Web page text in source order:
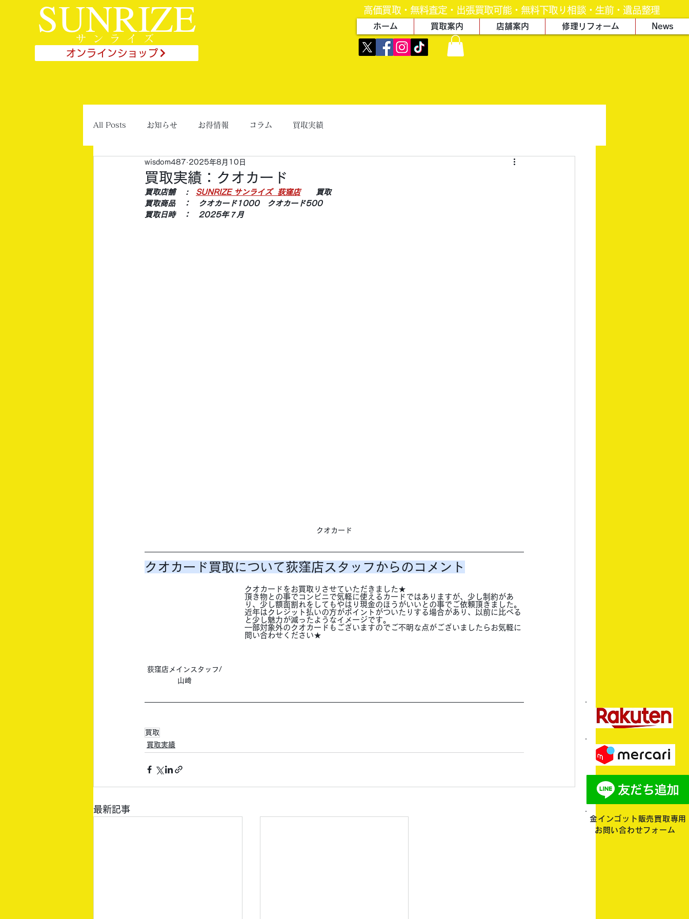
SUNRIZE
サンライズ
オンラインショップ
高価買取・無料査定・出張買取可能・無料下取り相談・生前・遺品整理
ホーム 買取案内 店舗案内 修理リフォーム News
金インゴット販売買取専用
お問い合わせフォーム
All Posts お知らせ お得情報 コラム 買取実績
買取実績：クオカード
wisdom487 2025年8月10日
買取店舗 　: SUNRIZE サンライズ  荻窪店 買取
買取商品　：　クオカード1000　クオカード500
買取日時　：　2025年７月
クオカード
クオカード買取について荻窪店スタッフからのコメント
荻窪店メインスタッフ/
山﨑
クオカードをお買取りさせていただきました★
頂き物との事でコンビニで気軽に使えるカードではありますが、少し制約があ
り、少し額面割れをしてもやはり現金のほうがいいとの事でご依頼頂きました。
近年はクレジット払いの方がポイントがついたりする場合があり、以前に比べる
と少し魅力が減ったようなイメージです。
一部対象外のクオカードもございますのでご不明な点がございましたらお気軽に
問い合わせください★
買取
買取実績
最新記事